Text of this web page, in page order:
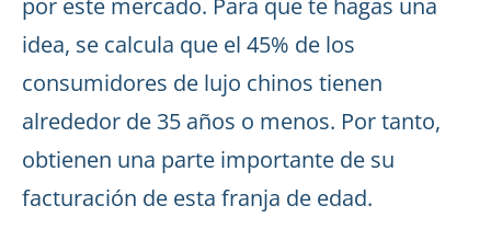
por este mercado. Para que te hagas una
idea, se calcula que el 45% de los
consumidores de lujo chinos tienen
alrededor de 35 años o menos. Por tanto,
obtienen una parte importante de su
facturación de esta franja de edad.